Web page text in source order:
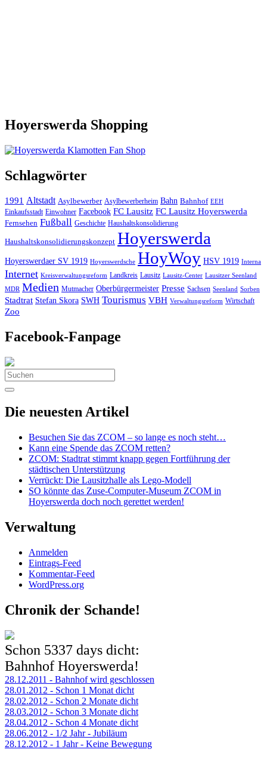
Hoyerswerda Shopping
Schlagwörter
1991 Altstadt Asylbewerber Asylbewerberheim Bahn Bahnhof EEH
Einkaufsstadt Einwohner Facebook FC Lausitz FC Lausitz Hoyerswerda
Fernsehen Fußball Geschichte Haushaltskonsolidierung
Haushaltskonsolidierungskonzept Hoyerswerda
Hoyerswerdaer SV 1919 Hoyerswerdsche HoyWoy HSV 1919 Interna
Internet Kreisverwaltungsreform Landkreis Lausitz Lausitz-Center Lausitzer Seenland
MDR Medien Mutmacher Oberbürgermeister Presse Sachsen Seenland Sorben
Stadtrat Stefan Skora SWH Tourismus VBH Verwaltungsreform Wirtschaft
Zoo
Facebook-Fanpage
Search
for:
Die neuesten Artikel
Besuchen Sie das ZCOM – so lange es noch steht…
Kann eine Spende das ZCOM retten?
ZCOM: Stadtrat stimmt knapp gegen Fortführung der
städtischen Unterstützung
Verrückt: Die Lausitzhalle als Lego-Modell
SO könnte das Zuse-Computer-Museum ZCOM in
Hoyerswerda doch noch gerettet werden!
Verwaltung
Anmelden
Eintrags-Feed
Kommentar-Feed
WordPress.org
Chronik der Schande!
Schon 5337 days dicht:
Bahnhof Hoyerswerda!
28.12.2011 - Bahnhof wird geschlossen
28.01.2012 - Schon 1 Monat dicht
28.02.2012 - Schon 2 Monate dicht
28.03.2012 - Schon 3 Monate dicht
28.04.2012 - Schon 4 Monate dicht
28.06.2012 - 1/2 Jahr - Jubiläum
28.12.2012 - 1 Jahr - Keine Bewegung